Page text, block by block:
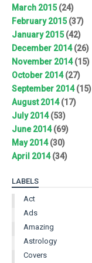
March 2015(24)
February 2015(37)
January 2015(42)
December 2014(26)
November 2014(15)
October 2014(27)
September 2014(15)
August 2014(17)
July 2014(53)
June 2014(69)
May 2014(30)
April 2014(34)
LABELS
Act
Ads
Amazing
Astrology
Covers